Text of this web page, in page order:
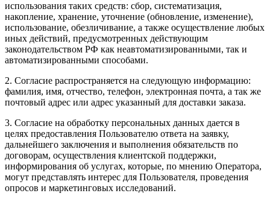
использования таких средств: сбор, систематизация,
накопление, хранение, уточнение (обновление, изменение),
использование, обезличивание, а также осуществление любых
иных действий, предусмотренных действующим
законодательством РФ как неавтоматизированными, так и
автоматизированными способами.
2. Согласие распространяется на следующую информацию:
фамилия, имя, отчество, телефон, электронная почта, а так же
почтовый адрес или адрес указанный для доставки заказа.
3. Согласие на обработку персональных данных дается в
целях предоставления Пользователю ответа на заявку,
дальнейшего заключения и выполнения обязательств по
договорам, осуществления клиентской поддержки,
информирования об услугах, которые, по мнению Оператора,
могут представлять интерес для Пользователя, проведения
опросов и маркетинговых исследований.